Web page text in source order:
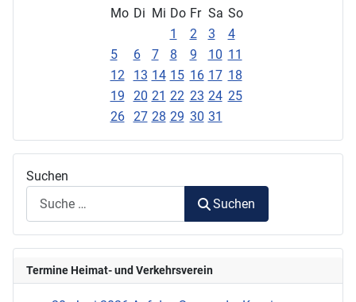
Mo Di Mi Do Fr Sa So
1
2 3
4
5
6 7 8 9 10 11
12
13 14 15 16 17 18
19
20 21 22 23 24 25
26
27 28 29 30 31
Suchen
Suchen
Termine Heimat- und Verkehrsverein